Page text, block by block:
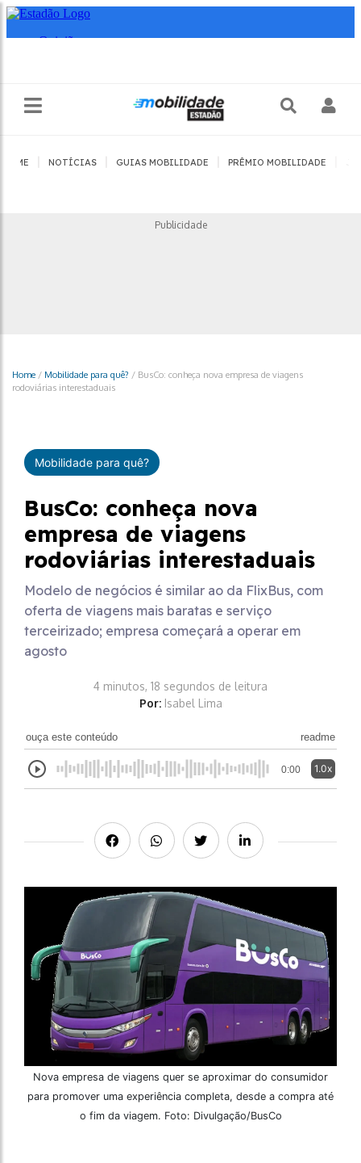
HOME NOTÍCIAS GUIAS MOBILIDADE PRÊMIO MOBILIDADE
Publicidade
Home / Mobilidade para quê? / BusCo: conheça nova empresa de viagens
rodoviárias interestaduais
Mobilidade para quê?
BusCo: conheça nova
empresa de viagens
rodoviárias interestaduais
Modelo de negócios é similar ao da FlixBus, com
oferta de viagens mais baratas e serviço
terceirizado; empresa começará a operar em
agosto
4 minutos, 18 segundos de leitura
Por: Isabel Lima
ouça este conteúdo readme
0:00 1.0x
Nova empresa de viagens quer se aproximar do consumidor
para promover uma experiência completa, desde a compra até
o fim da viagem. Foto: Divulgação/BusCo